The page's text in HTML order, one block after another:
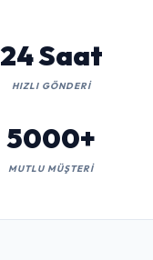
24 Saat
HIZLI GÖNDERI
5000+
MUTLU MÜŞTERI